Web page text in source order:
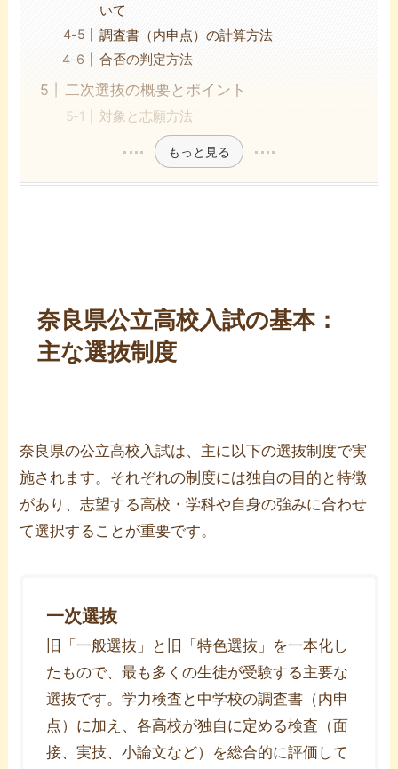
いて
調査書（内申点）の計算方法
合否の判定方法
二次選抜の概要とポイント
対象と志願方法
もっと見る
奈良県公立高校入試の基本：
主な選抜制度
奈良県の公立高校入試は、主に以下の選抜制度で実
施されます。それぞれの制度には独自の目的と特徴
があり、志望する高校・学科や自身の強みに合わせ
て選択することが重要です。
一次選抜
旧「一般選抜」と旧「特色選抜」を一本化し
たもので、最も多くの生徒が受験する主要な
選抜です。学力検査と中学校の調査書（内申
点）に加え、各高校が独自に定める検査（面
接、実技、小論文など）を総合的に評価して